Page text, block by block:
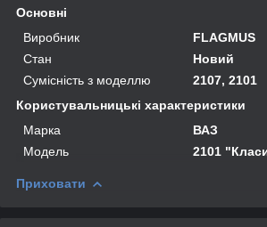
Основні
Виробник
FLAGMUS
Стан
Новий
Сумісність з моделлю
2107, 2101
Користувальницькі характеристики
Марка
ВАЗ
Мoдель
2101
Приховати